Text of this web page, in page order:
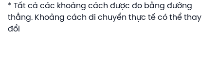
* Tất cả các khoảng cách được đo bằng đường
thẳng. Khoảng cách di chuyển thực tế có thể thay
đổi